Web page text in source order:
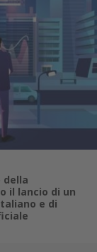
della
il lancio di un
e di